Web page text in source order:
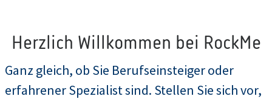
Herzlich Willkommen bei RockMe
Ganz gleich, ob Sie Berufseinsteiger oder
erfahrener Spezialist sind. Stellen Sie sich vor,